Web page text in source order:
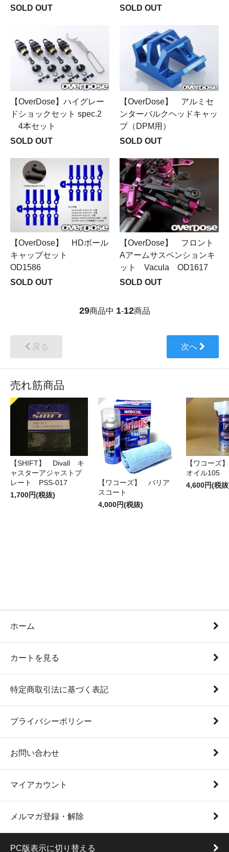
SOLD OUT
SOLD OUT
【OverDose】ハイグレー
ドショックセット spec.2
4本セット
SOLD OUT
【OverDose】 アルミセ
ンターバルクヘッドキャッ
プ（DPM用）
SOLD OUT
【OverDose】 HDボール
キャップセット
OD1586
SOLD OUT
【OverDose】 フロント
Aアームサスペンションキ
ット Vacula OD1617
SOLD OUT
29商品中 1-12商品
戻る 次へ
売れ筋商品
【SHIFT】 Divall キ
ャスターアジャストプ
レート PSS-017
1,700円(税抜)
【ワコーズ】 バリア
スコート
4,000円(税抜)
【ワコーズ
オイル105
4,600円(税
ホーム
カートを見る
特定商取引法に基づく表記
プライバシーポリシー
お問い合わせ
マイアカウント
メルマガ登録・解除
PC版表示に切り替える